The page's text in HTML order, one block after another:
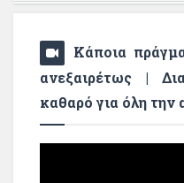
Κάποια
ανεξαιρέτως |
καθαρό για όλη την